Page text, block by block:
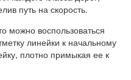
путь на скорость.
можно воспользоваться
линейки к начальному
плотно примыкая ее к